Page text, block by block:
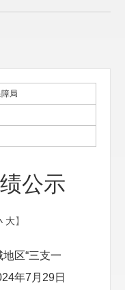
局
公示
大】
区“三支一
年7月29日